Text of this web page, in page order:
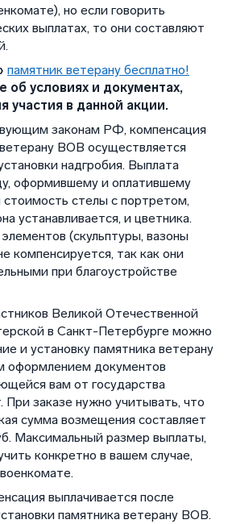
но если говорить
выплатах, то они составляют
памятник ветерану бесплатно!
об условиях и документах,
участия в данной акции.
законам РФ, компенсация
ВОВ осуществляется
надгробия. Выплата
оформившему и оплатившему
стелы с портретом,
устанавливается, и цветника.
(скульптуры, вазоны
компенсируется, так как они
при благоустройстве
Великой Отечественной
в Санкт-Петербурге можно
и установку памятника ветерану
документов
вам от государства
При заказе нужно учитывать, что
сумма возмещения составляет
Максимальный размер выплаты,
конкретно в вашем случае,
выплачивается после
памятника ветерану ВОВ.